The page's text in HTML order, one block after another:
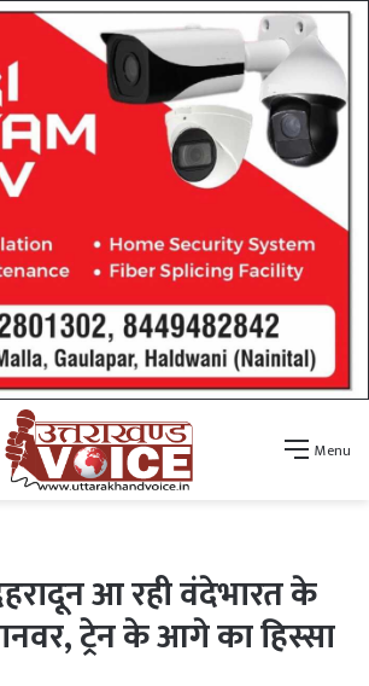
Menu
आ रही वंदेभारत के
ट्रेन के आगे का हिस्सा